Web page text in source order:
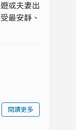
或夫妻出
最安靜、
閱讀更多